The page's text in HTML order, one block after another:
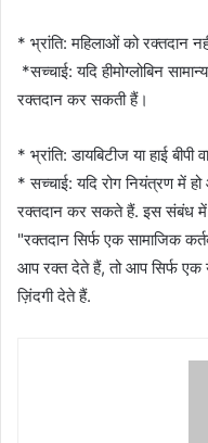
* भ्रांति: महिलाओं को रक्तदान
*सच्चाई: यदि हीमोग्लोबिन
रक्तदान कर सकती हैं।
* भ्रांति: डायबिटीज या हाई
* सच्चाई: यदि रोग नियंत्रण में
रक्तदान कर सकते हैं. इस संबंध में
"रक्तदान सिर्फ एक सामाजिक
आप रक्त देते हैं, तो आप सिर्फ एक
ज़िंदगी देते हैं.